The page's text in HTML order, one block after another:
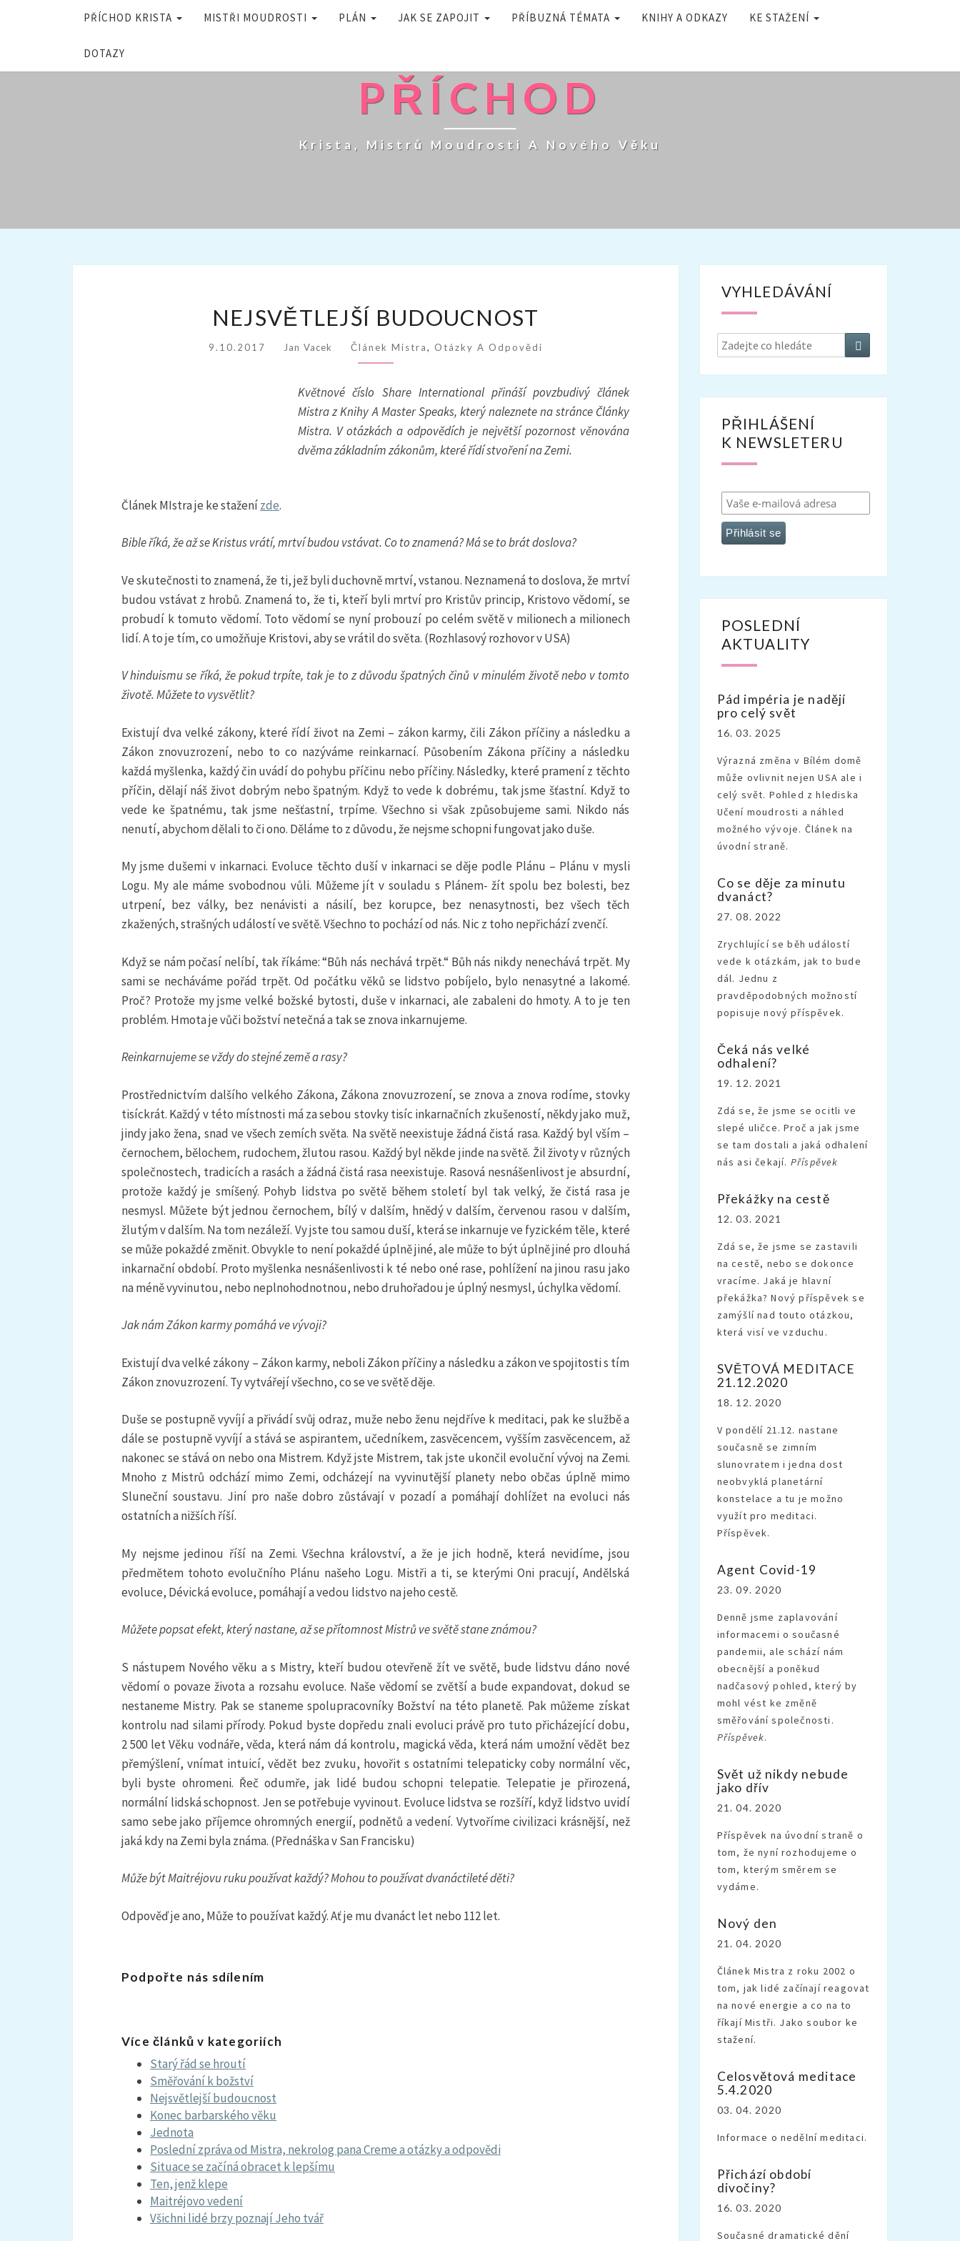
PŘÍCHOD KRISTA MISTŘI MOUDROSTI PLÁN JAK SE ZAPOJIT PŘÍBUZNÁ TÉMATA KNIHY A ODKAZY KE STAŽENÍ
DOTAZY
PŘÍCHOD
Krista, Mistrů Moudrosti A Nového Věku
BUDOUCNOST
NEJSVĚTLEJŠÍ BUDOUCNOST
9.10.2017 Jan Vacek Článek Mistra, Otázky A Odpovědi
Květnové číslo Share International přináší povzbudivý článek
Mistra z Knihy A Master Speaks, který naleznete na stránce Články
Mistra. V otázkách a odpovědích je největší pozornost věnována
dvěma základním zákonům, které řídí stvoření na Zemi.
Článek MIstra je ke staženízde.
Bible říká, že až se Kristus vrátí, mrtví budou vstávat. Co to znamená? Má se to brát doslova?
Ve skutečnosti to znamená, že ti, jež byli duchovně mrtví, vstanou. Neznamená to doslova, že mrtví
budou vstávat z hrobů. Znamená to, že ti, kteří byli mrtví pro Kristův princip, Kristovo vědomí, se
probudí k tomuto vědomí. Toto vědomí se nyní probouzí po celém světě v milionech a milionech
lidí. A to je tím, co umožňuje Kristovi, aby se vrátil do světa. (Rozhlasový rozhovor v USA)
V hinduismu se říká, že pokud trpíte, tak je to z důvodu špatných činů v minulém životě nebo v tomto
životě. Můžete to vysvětlit?
Existují dva velké zákony, které řídí život na Zemi – zákon karmy, čili Zákon příčiny a následku a
Zákon znovuzrození, nebo to co nazýváme reinkarnací. Působením Zákona příčiny a následku
každá myšlenka, každý čin uvádí do pohybu příčinu nebo příčiny. Následky, které pramení z těchto
příčin, dělají náš život dobrým nebo špatným. Když to vede k dobrému, tak jsme šťastní. Když to
vede ke špatnému, tak jsme nešťastní, trpíme. Všechno si však způsobujeme sami. Nikdo nás
nenutí, abychom dělali to či ono. Děláme to z důvodu, že nejsme schopni fungovat jako duše.
My jsme dušemi v inkarnaci. Evoluce těchto duší v inkarnaci se děje podle Plánu – Plánu v mysli
Logu. My ale máme svobodnou vůli. Můžeme jít v souladu s Plánem- žít spolu bez bolesti, bez
utrpení, bez války, bez nenávisti a násilí, bez korupce, bez nenasytnosti, bez všech těch
zkažených, strašných událostí ve světě. Všechno to pochází od nás. Nic z toho nepřichází zvenčí.
Když se nám počasí nelíbí, tak říkáme: “Bůh nás nechává trpět.“ Bůh nás nikdy nenechává trpět. My
sami se necháváme pořád trpět. Od počátku věků se lidstvo pobíjelo, bylo nenasytné a lakomé.
Proč? Protože my jsme velké božské bytosti, duše v inkarnaci, ale zabaleni do hmoty. A to je ten
problém. Hmota je vůči božství netečná a tak se znova inkarnujeme.
Reinkarnujeme se vždy do stejné země a rasy?
Prostřednictvím dalšího velkého Zákona, Zákona znovuzrození, se znova a znova rodíme, stovky
tisíckrát. Každý v této místnosti má za sebou stovky tisíc inkarnačních zkušeností, někdy jako muž,
jindy jako žena, snad ve všech zemích světa. Na světě neexistuje žádná čistá rasa. Každý byl vším –
černochem, bělochem, rudochem, žlutou rasou. Každý byl někde jinde na světě. Žil životy v různých
společnostech, tradicích a rasách a žádná čistá rasa neexistuje. Rasová nesnášenlivost je absurdní,
protože každý je smíšený. Pohyb lidstva po světě během století byl tak velký, že čistá rasa je
nesmysl. Můžete být jednou černochem, bílý v dalším, hnědý v dalším, červenou rasou v dalším,
žlutým v dalším. Na tom nezáleží. Vy jste tou samou duší, která se inkarnuje ve fyzickém těle, které
se může pokaždé změnit. Obvykle to není pokaždé úplně jiné, ale může to být úplně jiné pro dlouhá
inkarnační období. Proto myšlenka nesnášenlivosti k té nebo oné rase, pohlížení na jinou rasu jako
na méně vyvinutou, nebo neplnohodnotnou, nebo druhořadou je úplný nesmysl, úchylka vědomí.
Jak nám Zákon karmy pomáhá ve vývoji?
Existují dva velké zákony – Zákon karmy, neboli Zákon příčiny a následku a zákon ve spojitosti s tím
Zákon znovuzrození. Ty vytvářejí všechno, co se ve světě děje.
Duše se postupně vyvíjí a přivádí svůj odraz, muže nebo ženu nejdříve k meditaci, pak ke službě a
dále se postupně vyvíjí a stává se aspirantem, učedníkem, zasvěcencem, vyšším zasvěcencem, až
nakonec se stává on nebo ona Mistrem. Když jste Mistrem, tak jste ukončil evoluční vývoj na Zemi.
Mnoho z Mistrů odchází mimo Zemi, odcházejí na vyvinutější planety nebo občas úplně mimo
Sluneční soustavu. Jiní pro naše dobro zůstávají v pozadí a pomáhají dohlížet na evoluci nás
ostatních a nižších říší.
My nejsme jedinou říší na Zemi. Všechna království, a že je jich hodně, která nevidíme, jsou
předmětem tohoto evolučního Plánu našeho Logu. Mistři a ti, se kterými Oni pracují, Andělská
evoluce, Dévická evoluce, pomáhají a vedou lidstvo na jeho cestě.
Můžete popsat efekt, který nastane, až se přítomnost Mistrů ve světě stane známou?
S nástupem Nového věku a s Mistry, kteří budou otevřeně žít ve světě, bude lidstvu dáno nové
vědomí o povaze života a rozsahu evoluce. Naše vědomí se zvětší a bude expandovat, dokud se
nestaneme Mistry. Pak se staneme spolupracovníky Božství na této planetě. Pak můžeme získat
kontrolu nad silami přírody. Pokud byste dopředu znali evoluci právě pro tuto přicházející dobu,
2 500 let Věku vodnáře, věda, která nám dá kontrolu, magická věda, která nám umožní vědět bez
přemýšlení, vnímat intuicí, vědět bez zvuku, hovořit s ostatními telepaticky coby normální věc,
byli byste ohromeni. Řeč odumře, jak lidé budou schopni telepatie. Telepatie je přirozená,
normální lidská schopnost. Jen se potřebuje vyvinout. Evoluce lidstva se rozšíří, když lidstvo uvidí
samo sebe jako příjemce ohromných energií, podnětů a vedení. Vytvoříme civilizaci krásnější, než
jaká kdy na Zemi byla známa. (Přednáška v San Francisku)
Může být Maitréjovu ruku používat každý? Mohou to používat dvanáctileté děti?
Odpověď je ano, Může to používat každý. Ať je mu dvanáct let nebo 112 let.
Podpořte nás sdílením
Více článků v kategoriích
Starý řád se hroutí
Směřování k božství
Nejsvětlejší budoucnost
Konec barbarského věku
Jednota
Poslední zpráva od Mistra, nekrolog pana Creme a otázky a odpovědi
Situace se začíná obracet k lepšímu
Ten, jenž klepe
Maitréjovo vedení
Všichni lidé brzy poznají Jeho tvář
VYHLEDÁVÁNÍ
Search
for:
Search
PŘIHLÁŠENÍ
K NEWSLETERU
POSLEDNÍ
AKTUALITY
Pád impéria je nadějí
pro celý svět
16. 03. 2025
Výrazná změna v Bílém domě
může ovlivnit nejen USA ale i
celý svět. Pohled z hlediska
Učení moudrosti a náhled
možného vývoje. Článek na
úvodní straně.
Co se děje za minutu
dvanáct?
27. 08. 2022
Zrychlující se běh událostí
vede k otázkám, jak to bude
dál. Jednu z
pravděpodobných možností
popisuje nový příspěvek.
Čeká nás velké
odhalení?
19. 12. 2021
Zdá se, že jsme se ocitli ve
slepé uličce. Proč a jak jsme
se tam dostali a jaká odhalení
nás asi čekají. Příspěvek
Překážky na cestě
12. 03. 2021
Zdá se, že jsme se zastavili
na cestě, nebo se dokonce
vracíme. Jaká je hlavní
překážka? Nový příspěvek se
zamýšlí nad touto otázkou,
která visí ve vzduchu.
SVĚTOVÁ MEDITACE
21.12.2020
18. 12. 2020
V pondělí 21.12. nastane
současně se zimním
slunovratem i jedna dost
neobvyklá planetární
konstelace a tu je možno
využít pro meditaci.
Příspěvek.
Agent Covid-19
23. 09. 2020
Denně jsme zaplavování
informacemi o současné
pandemii, ale schází nám
obecnější a poněkud
nadčasový pohled, který by
mohl vést ke změně
směřování společnosti.
Příspěvek.
Svět už nikdy nebude
jako dřív
21. 04. 2020
Příspěvek na úvodní straně o
tom, že nyní rozhodujeme o
tom, kterým směrem se
vydáme.
Nový den
21. 04. 2020
Článek Mistra z roku 2002 o
tom, jak lidé začínají reagovat
na nové energie a co na to
říkají Mistři. Jako soubor ke
stažení.
Celosvětová meditace
5.4.2020
03. 04. 2020
Informace o nedělní meditaci.
Přichází období
divočiny?
16. 03. 2020
Současné dramatické dění